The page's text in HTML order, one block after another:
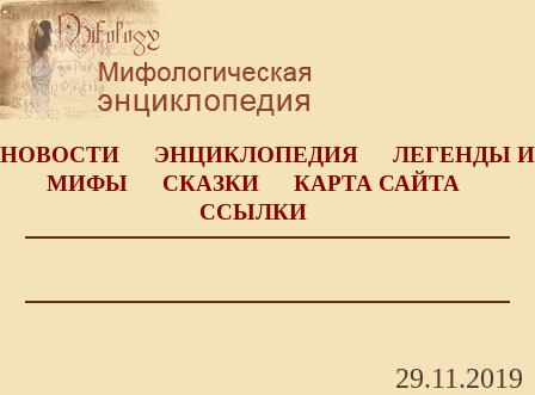
НОВОСТИ ЭНЦИКЛОПЕДИЯ
ЛЕГЕНДЫ И
МИФЫ
СКАЗКИ
КАРТА САЙТА
ССЫЛКИ
29.11.2019